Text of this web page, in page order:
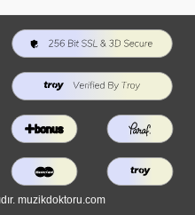
muzikdoktoru.com